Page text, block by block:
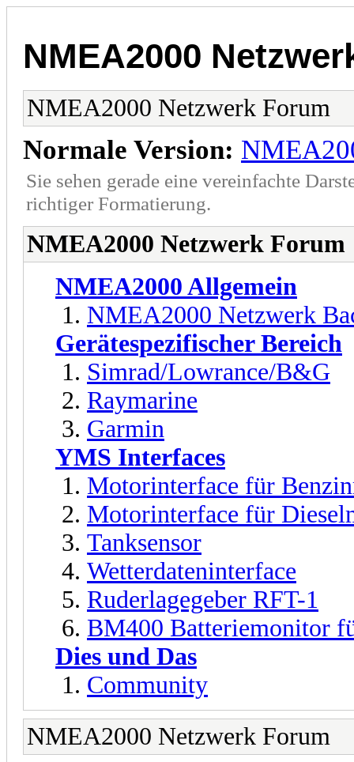
NMEA2000
NMEA2000 Netzwerk Forum
Normale Version:
Sie sehen gerade eine vereinfachte
richtiger Formatierung.
NMEA2000 Netzwerk Forum
NMEA2000 Allgemein
NMEA2000 Netzwerk
Gerätespezifischer Bereich
Simrad/Lowrance/B&G
Raymarine
Garmin
YMS Interfaces
Motorinterface für
Motorinterface für
Tanksensor
Wetterdateninterface
Ruderlagegeber RFT-1
BM400 Batteriemonitor
Dies und Das
Community
NMEA2000 Netzwerk Forum